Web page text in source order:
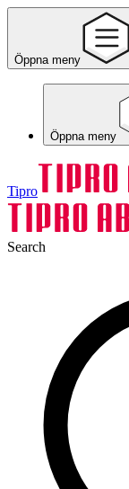
Öppna meny
Öppna meny
Tipro
Search